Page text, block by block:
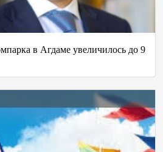
в Агдаме увеличилось до 9